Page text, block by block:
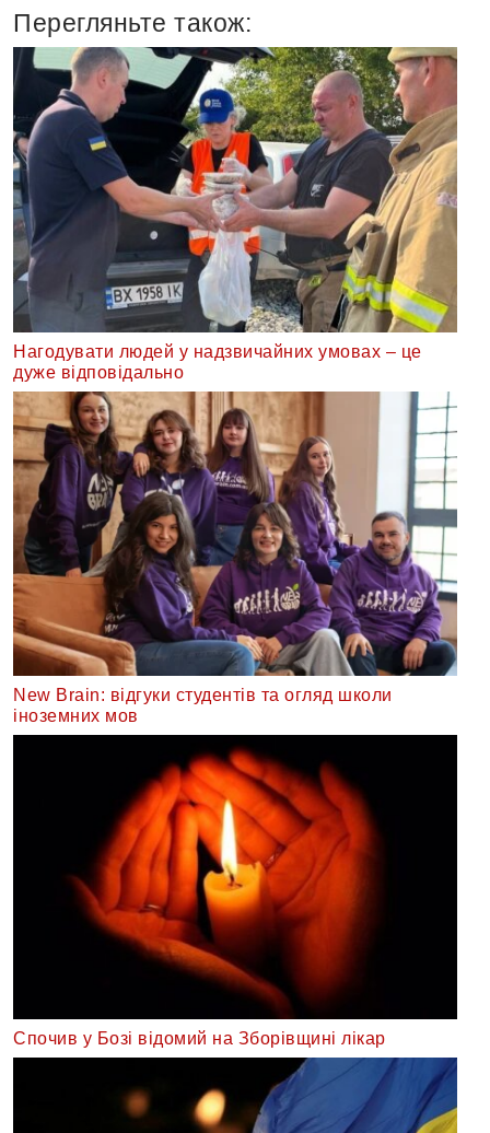
Перегляньте також:
Нагодувати людей у надзвичайних умовах – це
дуже відповідально
New Brain: відгуки студентів та огляд школи
іноземних мов
Спочив у Бозі відомий на Зборівщині лікар